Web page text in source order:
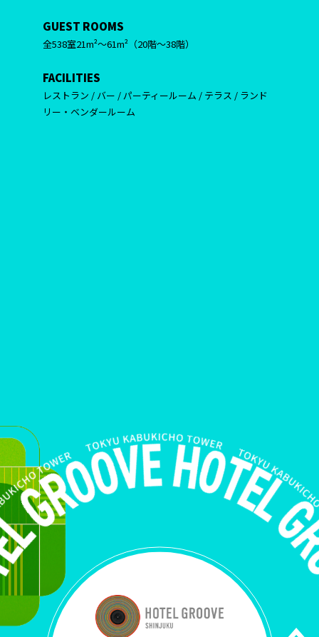
GUEST ROOMS
全538室21m²～61m²（20階～38階）
FACILITIES
レストラン / バー / パーティールーム / テラス / ランド
リー・ベンダールーム